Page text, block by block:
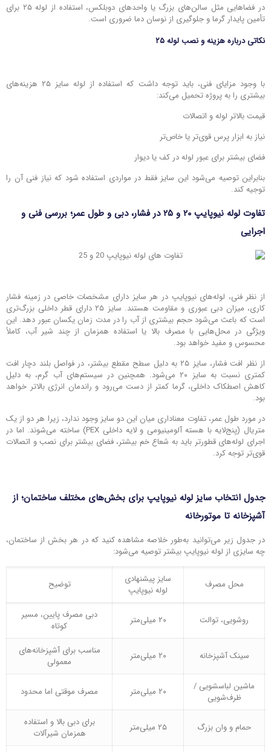
در فضاهایی مثل سالن‌های بزرگ یا واحدهای دوبلکس، استفاده از لوله ۲۵ برای
تأمین پایدار گرما و جلوگیری از نوسان دما ضروری است.
نکاتی درباره هزینه و نصب لوله ۲۵
با وجود مزایای فنی، باید توجه داشت که استفاده از لوله سایز ۲۵ هزینه‌های
بیشتری را به پروژه تحمیل می‌کند:
قیمت بالاتر لوله و اتصالات
نیاز به ابزار پرس قوی‌تر یا خاص‌تر
فضای بیشتر برای عبور لوله در کف یا دیوار
بنابراین توصیه می‌شود این سایز فقط در مواردی استفاده شود که نیاز فنی آن را
توجیه کند.
تفاوت لوله نیوپایپ ۲۰ و ۲۵ در فشار، دبی و طول عمر؛ بررسی فنی و
اجرایی
از نظر فنی، لوله‌های نیوپایپ در هر سایز دارای مشخصات خاصی در زمینه فشار
کاری، میزان دبی عبوری و مقاومت هستند. سایز ۲۵ دارای قطر داخلی بزرگ‌تری
است که باعث می‌شود حجم بیشتری از آب را در مدت زمان یکسان عبور دهد. این
ویژگی در محل‌هایی با مصرف بالا یا استفاده همزمان از چند شیر آب، کاملاً
محسوس و مفید خواهد بود.
از نظر افت فشار، سایز ۲۵ به دلیل سطح مقطع بیشتر، در فواصل بلند دچار افت
کمتری نسبت به سایز ۲۰ می‌شود. همچنین در سیستم‌های آب گرم، به دلیل
کاهش اصطکاک داخلی، گرما کمتر از دست می‌رود و راندمان انرژی بالاتر خواهد
بود.
در مورد طول عمر، تفاوت معناداری میان این دو سایز وجود ندارد، زیرا هر دو از یک
متریال (پنج‌لایه با هسته آلومینیومی و لایه داخلی PEX) ساخته می‌شوند. اما در
اجرای لوله‌های قطورتر باید به شعاع خم بیشتر، فضای بیشتر برای نصب و اتصالات
قوی‌تر توجه کرد.
جدول انتخاب سایز لوله نیوپایپ برای بخش‌های مختلف ساختمان؛ از
آشپزخانه تا موتورخانه
در جدول زیر می‌توانید به‌طور خلاصه مشاهده کنید که در هر بخش از ساختمان،
چه سایزی از لوله نیوپایپ بیشتر توصیه می‌شود:
محل مصرف
سایز پیشنهادی
لوله نیوپایپ
توضیح
روشویی، توالت ۲۰ میلی‌متر
دبی مصرف پایین، مسیر
کوتاه
سینک آشپزخانه ۲۰ میلی‌متر
مناسب برای آشپزخانه‌های
معمولی
ماشین لباسشویی /
ظرف‌شویی
۲۰ میلی‌متر مصرف موقتی اما محدود
حمام و وان بزرگ ۲۵ میلی‌متر
برای دبی بالا و استفاده
همزمان شیرآلات